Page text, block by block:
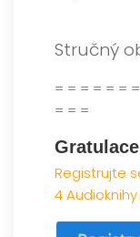
Stručný
= = = = = =
= = =
Registrujte
4 Audioknihy